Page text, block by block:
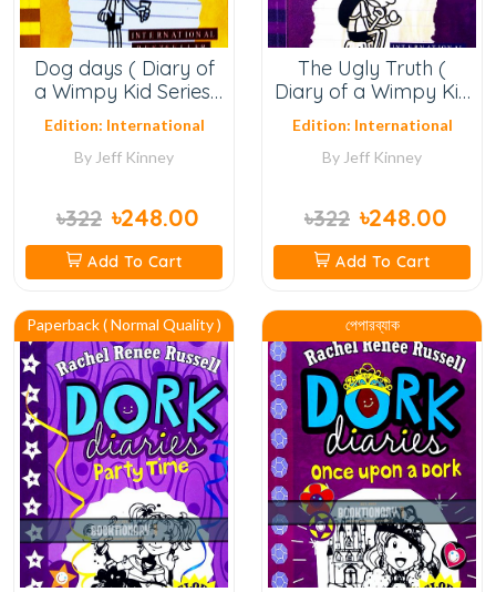
Dog days ( Diary of
a Wimpy Kid Series,
Book 4 )
Edition: International
By Jeff Kinney
৳322 ৳248.00
Add To Cart
The Ugly Truth (
Diary of a Wimpy Kid
Series, Book 5 ) (
High Quality )
Edition: International
By Jeff Kinney
৳322 ৳248.00
Add To Cart
Paperback ( Normal Quality ) পেপারব্যাক